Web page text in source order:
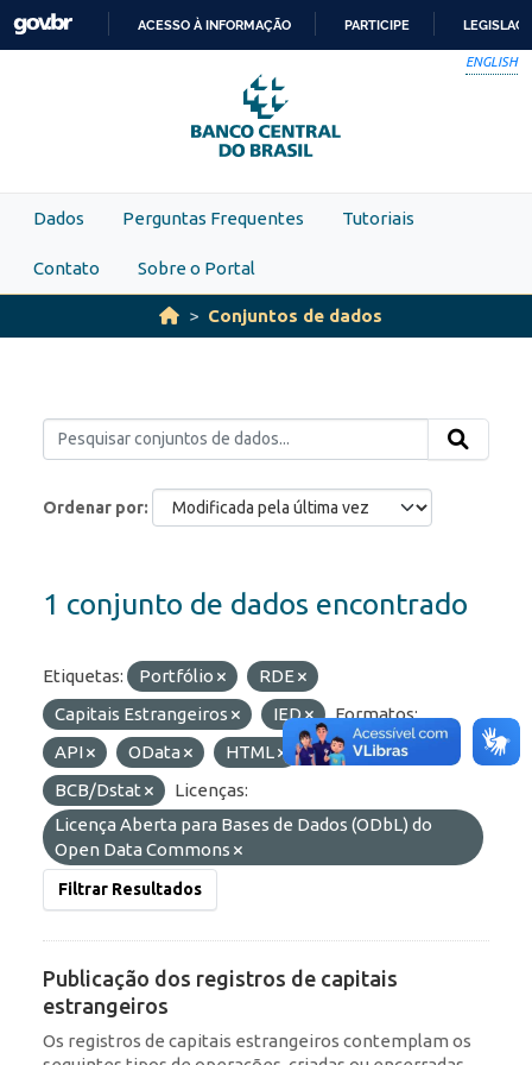
Skip to main content
PARA
O
CONTEÚDO
ACESSO À INFORMAÇÃO PARTICIPE
ENGLISH
Dados Perguntas Frequentes Tutoriais
Contato Sobre o Portal
Conjuntos de dados
Ordenar por
1 conjunto de dados encontrado
Etiquetas: Portfólio
RDE
Capitais Estrangeiros
IED
Formatos:
API
OData HTML
Organizações:
BCB/Dstat
Licenças:
Licença Aberta para Bases de Dados (ODbL) do
Open Data Commons
Filtrar Resultados
Publicação dos registros de capitais
estrangeiros
Os registros de capitais estrangeiros contemplam os